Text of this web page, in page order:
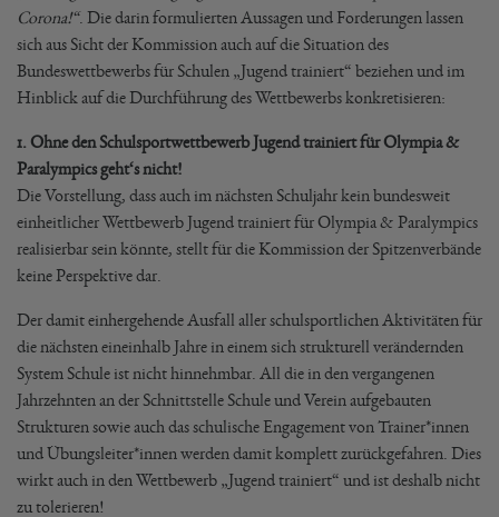
Corona!“. Die darin formulierten Aussagen und Forderungen lassen
sich aus Sicht der Kommission auch auf die Situation des
Bundeswettbewerbs für Schulen „Jugend trainiert“ beziehen und im
Hinblick auf die Durchführung des Wettbewerbs konkretisieren:
1. Ohne den Schulsportwettbewerb Jugend trainiert für Olympia &
Paralympics geht‘s nicht!
Die Vorstellung, dass auch im nächsten Schuljahr kein bundesweit
einheitlicher Wettbewerb Jugend trainiert für Olympia & Paralympics
realisierbar sein könnte, stellt für die Kommission der Spitzenverbände
keine Perspektive dar.
Der damit einhergehende Ausfall aller schulsportlichen Aktivitäten für
die nächsten eineinhalb Jahre in einem sich strukturell verändernden
System Schule ist nicht hinnehmbar. All die in den vergangenen
Jahrzehnten an der Schnittstelle Schule und Verein aufgebauten
Strukturen sowie auch das schulische Engagement von Trainer*innen
und Übungsleiter*innen werden damit komplett zurückgefahren. Dies
wirkt auch in den Wettbewerb „Jugend trainiert“ und ist deshalb nicht
zu tolerieren!